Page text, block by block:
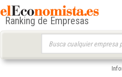
Ranking de Empresas